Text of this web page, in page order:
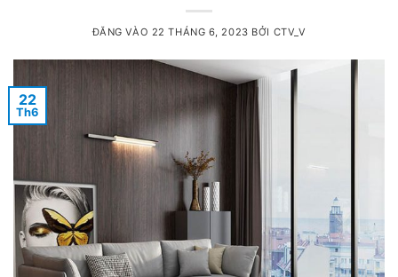
ĐĂNG VÀO 22 THÁNG 6, 2023 BỞI CTV_V
22
Th6